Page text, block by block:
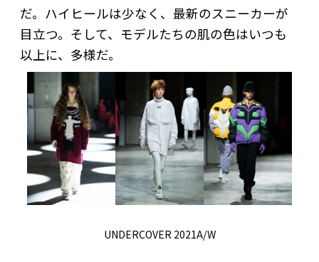
だ。ハイヒールは少なく、最新のスニーカーが
目立つ。そして、モデルたちの肌の色はいつも
以上に、多様だ。
UNDERCOVER 2021A/W